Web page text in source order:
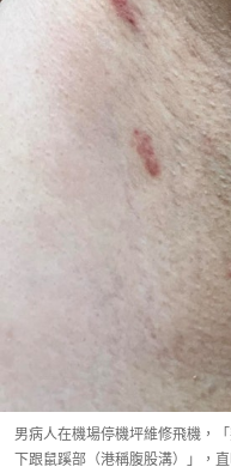
男病人在機場停機坪維修飛機，
下跟鼠蹊部（港稱腹股溝）」，